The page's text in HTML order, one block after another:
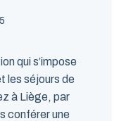
qui s’impose
les séjours de
à Liège, par
conférer une